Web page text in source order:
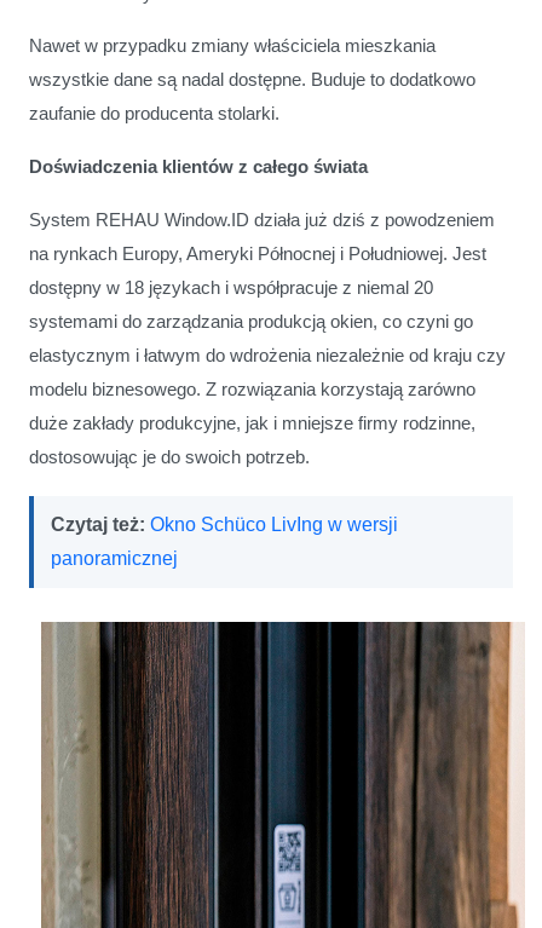
Nawet w przypadku zmiany właściciela mieszkania
wszystkie dane są nadal dostępne. Buduje to dodatkowo
zaufanie do producenta stolarki.
Doświadczenia klientów z całego świata
System REHAU Window.ID działa już dziś z powodzeniem
na rynkach Europy, Ameryki Północnej i Południowej. Jest
dostępny w 18 językach i współpracuje z niemal 20
systemami do zarządzania produkcją okien, co czyni go
elastycznym i łatwym do wdrożenia niezależnie od kraju czy
modelu biznesowego. Z rozwiązania korzystają zarówno
duże zakłady produkcyjne, jak i mniejsze firmy rodzinne,
dostosowując je do swoich potrzeb.
Czytaj też: Okno Schüco LivIng w wersji
panoramicznej